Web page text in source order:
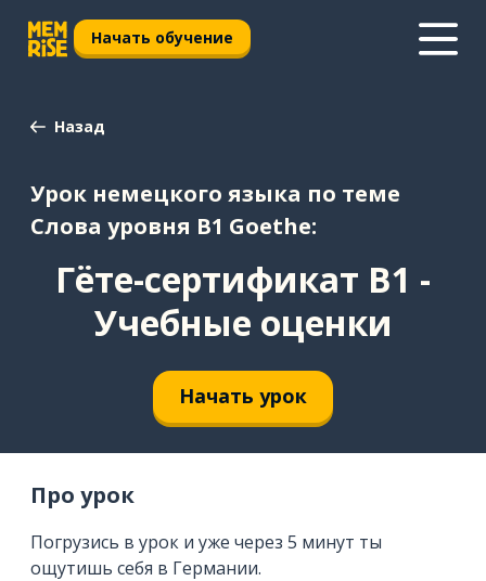
Начать обучение
Назад
Урок немецкого языка по теме
Cлова уровня B1 Goethe:
Гёте-сертификат B1 -
Учебные оценки
Начать урок
Про урок
Погрузись в урок и уже через 5 минут ты
ощутишь себя в Германии.